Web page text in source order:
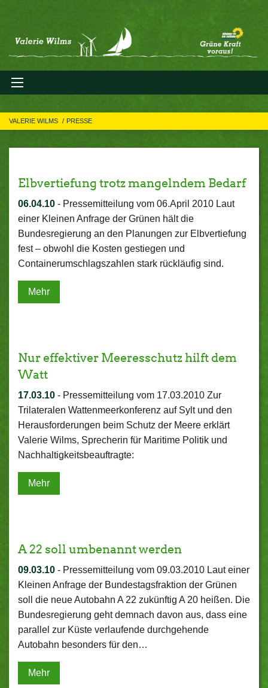
VALERIE WILMS PRESSE
Elbvertiefung trotz mangelndem Bedarf
06.04.10 - Pressemitteilung vom 06.April 2010 Laut
einer Kleinen Anfrage der Grünen hält die
Bundesregierung an den Planungen zur Elbvertiefung
fest – obwohl die Kosten gestiegen und
Containerumschlagszahlen stark rückläufig sind.
Mehr
Nur effektiver Meeresschutz hilft dem
Watt
17.03.10 - Pressemitteilung vom 17.03.2010 Zur
Trilateralen Wattenmeerkonferenz auf Sylt und den
Herausforderungen beim Schutz der Meere erklärt
Valerie Wilms, Sprecherin für Maritime Politik und
Nachhaltigkeitsbeauftragte:
Mehr
A 22 soll umbenannt werden
09.03.10 - Pressemitteilung vom 09.03.2010 Laut einer
Kleinen Anfrage der Bundestagsfraktion der Grünen
soll die neue Autobahn A 22 zukünftig A 20 heißen. Die
Bundesregierung geht demnach davon aus, dass eine
parallel zur Küste verlaufende durchgehende
Autobahn besonders für den…
Mehr